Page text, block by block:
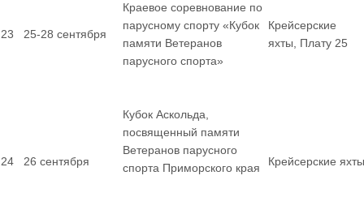
23 25-28 сентября
Краевое соревнование по
парусному спорту «Кубок
памяти Ветеранов
парусного спорта»
Крейсерские
яхты, Плату 25
24 26 сентября
Кубок Аскольда,
посвященный памяти
Ветеранов парусного
спорта Приморского края
Крейсерские яхты